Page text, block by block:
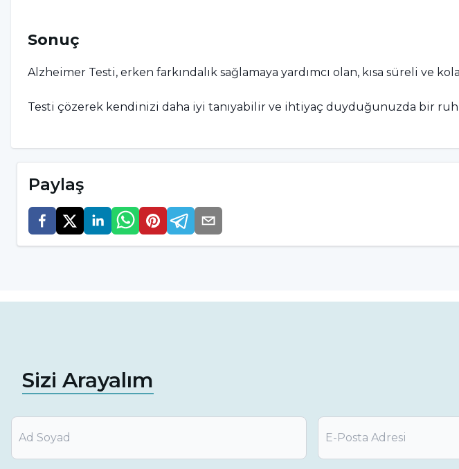
Sonuç
Alzheimer Testi, erken farkındalık sağlamaya yardımcı olan, kısa süreli ve
Testi çözerek kendinizi daha iyi tanıyabilir ve ihtiyaç duyduğunuzda bir ruh
Paylaş
Sizi Arayalım